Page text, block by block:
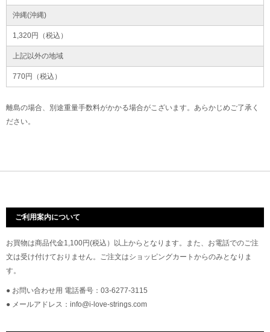
沖縄(沖縄)
1,320円（税込）
上記以外の地域
770円（税込）
離島の場合、別途重量手数料がかかる場合がこざいます。あらかじめご了承く
ださい。
ご利用案内について
お買物は商品代金1,100円(税込）以上からとなります。また、お電話でのご注
文は受け付けておりません。ご注文はショッピングカートからのみとなりま
す。
● お問い合わせ用 電話番号：03-6277-3115
● メールアドレス：info@i-love-strings.com